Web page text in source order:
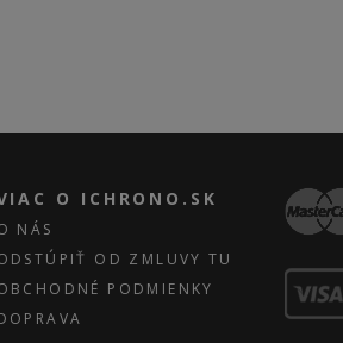
O ICHRONO.SK
NÁS
OD ZMLUVY TU
PODMIENKY